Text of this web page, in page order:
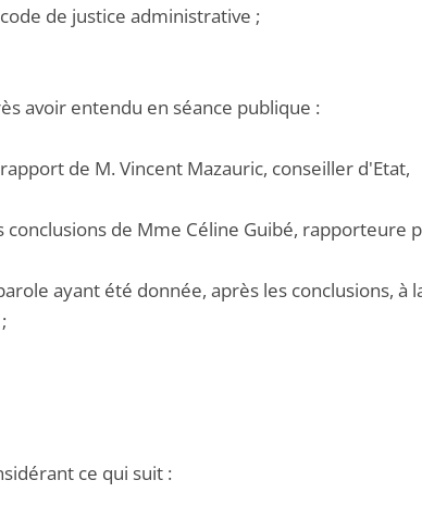
de justice administrative ;
avoir entendu en séance publique :
de M. Vincent Mazauric, conseiller d'Etat,
conclusions de Mme Céline Guibé, rapporteure
ayant été donnée, après les conclusions, à
ce qui suit :